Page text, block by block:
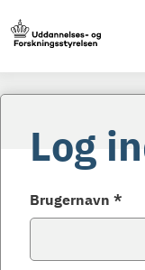
Log
Brugernavn *